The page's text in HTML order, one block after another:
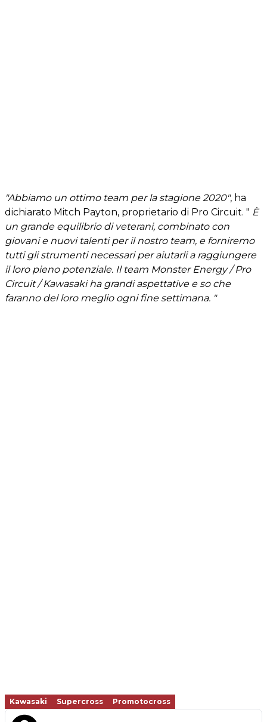
"Abbiamo un ottimo team per la stagione 2020", ha
dichiarato Mitch Payton, proprietario di Pro Circuit. " È
un grande equilibrio di veterani, combinato con
giovani e nuovi talenti per il nostro team, e forniremo
tutti gli strumenti necessari per aiutarli a raggiungere
il loro pieno potenziale. Il team Monster Energy / Pro
Circuit / Kawasaki ha grandi aspettative e so che
faranno del loro meglio ogni fine settimana. "
Kawasaki Supercross Promotocross